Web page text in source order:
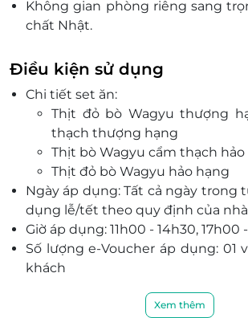
Không gian phòng riêng sang
chất Nhật.
voucher giảm giá hấp dẫn.
Lý tưởng cho buổi tiệc ấm cúng
đẳng cấp.
Điều kiện sử dụng
Chi tiết set ăn:
Thịt đỏ bò Wagyu thượng
thạch thượng hạng
Thịt bò Wagyu cẩm thạch hảo
Thịt đỏ bò Wagyu hảo hạng
Ngày áp dụng: Tất cả ngày trong
dụng lễ/tết theo quy định của
Giờ áp dụng: 11h00 - 14h30, 17h00
Số lượng e-Voucher áp dụng: 01
khách
đến để được phục vụ tốt nhất:
Xem thêm